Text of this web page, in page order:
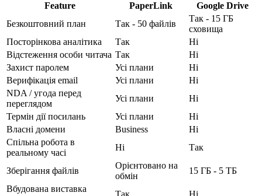
Feature PaperLink
Google Drive
Безкоштовний план
Так - 50 файлів
Так - 15 ГБ
сховища
Посторінкова аналітика
Так
Ні
Відстеження особи читача Так
Ні
Захист паролем
Усі плани
Ні
Верифікація email
Усі плани
Ні
NDA / угода перед
переглядом
Усі плани
Ні
Термін дії посилань
Усі плани
Ні
Власні домени
Business
Ні
Спільна робота в
реальному часі
Ні Так
Зберігання файлів
Орієнтовано на
обмін
15 ГБ - 5 ТБ
Вбудована виставка